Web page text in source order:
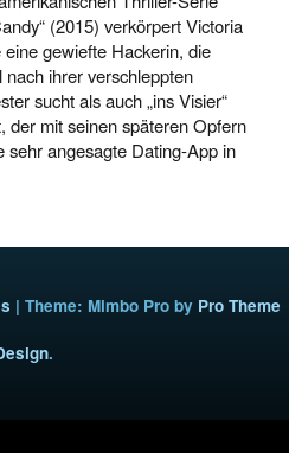
(2015) verkörpert Victoria
eine gewiefte Hackerin, die
nach ihrer verschleppten
sucht als auch „ins Visier“
der mit seinen späteren Opfern
sehr angesagte Dating-App in
| Theme: Mimbo Pro by Pro Theme
.